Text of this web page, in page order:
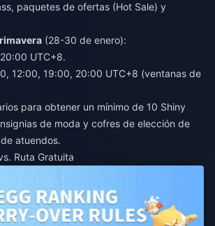
paquetes de ofertas (Hot Sale) y
(28-30 de enero):
UTC+8.
12:00, 19:00, 20:00 UTC+8 (ventanas de
para obtener un mínimo de 10 Shiny
de moda y cofres de elección de
atuendos.
Ruta Gratuita